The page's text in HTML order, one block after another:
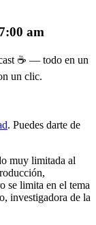
am
☕ — todo en un
un clic.
. Puedes darte de
muy limitada al
se limita en el tema
investigadora de la